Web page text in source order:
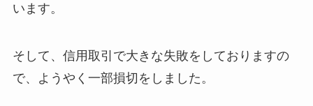
います。
そして、信用取引で大きな失敗をしておりますの
で、ようやく一部損切をしました。